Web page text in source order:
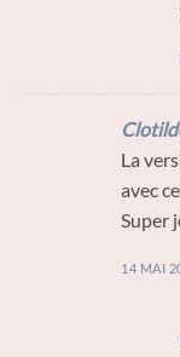
La
avec
Super
14 MAI